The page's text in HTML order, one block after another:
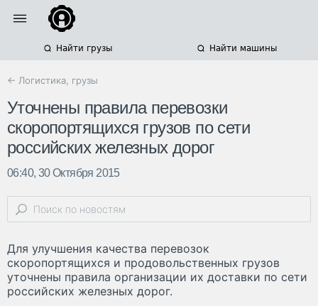
Найти грузы Найти машины
← Логистика, грузы
Уточнены правила перевозки
скоропортящихся грузов по сети
российских железных дорог
06:40, 30 Октября 2015
Для улучшения качества перевозок
скоропортящихся и продовольственных грузов
уточнены правила организации их доставки по сети
российских железных дорог.